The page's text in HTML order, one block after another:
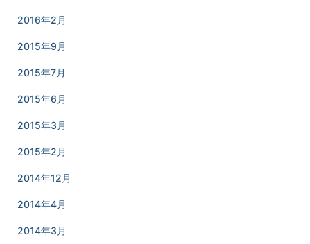
2016年2月
2015年9月
2015年7月
2015年6月
2015年3月
2015年2月
2014年12月
2014年4月
2014年3月